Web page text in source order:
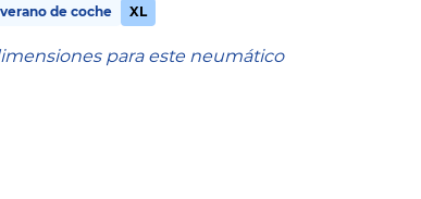
de coche XL
para este neumático